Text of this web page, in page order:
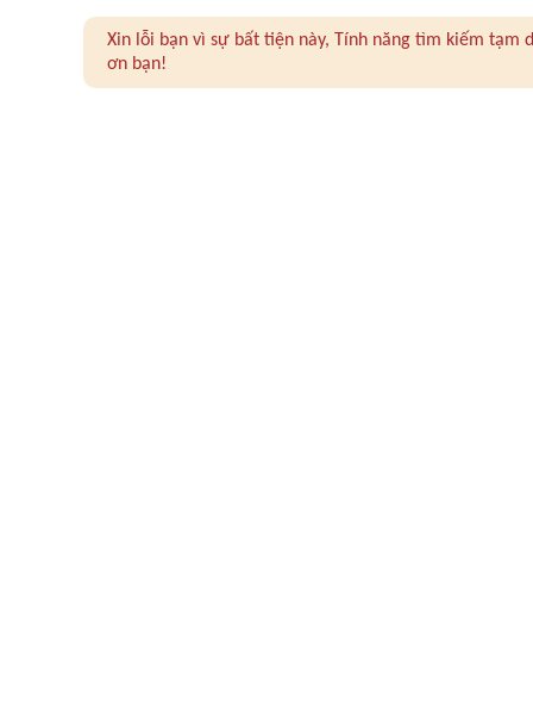
Xin lỗi bạn vì sự bất tiện này, Tính năng tìm kiếm
ơn bạn!